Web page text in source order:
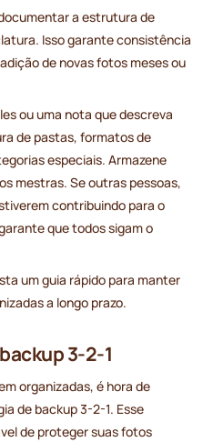
a estrutura de
Isso garante consistência
de novas fotos meses ou
ou uma nota que descreva
de pastas, formatos de
especiais. Armazene
mestras. Se outras pessoas,
contribuindo para o
que todos sigam o
um guia rápido para manter
a longo prazo.
3-2-1
organizadas, é hora de
de backup 3-2-1. Esse
de proteger suas fotos